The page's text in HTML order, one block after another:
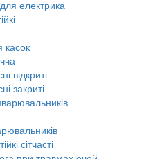
електрика
касок
відкриті
закриті
сітчасті